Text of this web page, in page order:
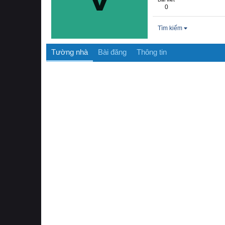
0
Tìm kiếm
Tường nhà Bài đăng Thông tin